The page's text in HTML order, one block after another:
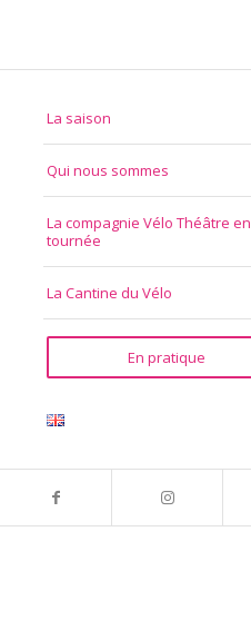
La saison
Qui nous sommes
La compagnie Vélo Théâtre en
tournée
La Cantine du Vélo
En pratique